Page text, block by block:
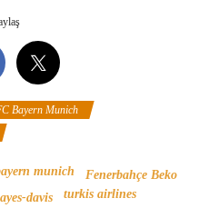
Bayern Munich
munich
Fenerbahçe Beko
davis
turkis airlines